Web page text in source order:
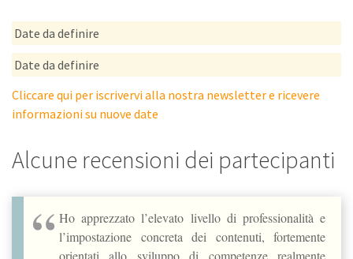
Date da definire
Date da definire
Cliccare qui per iscrivervi alla nostra newsletter e ricevere
informazioni su nuove date
Alcune recensioni dei partecipanti
Ho apprezzato l’elevato livello di professionalità e
l’impostazione concreta dei contenuti, fortemente
orientati allo sviluppo di competenze realmente